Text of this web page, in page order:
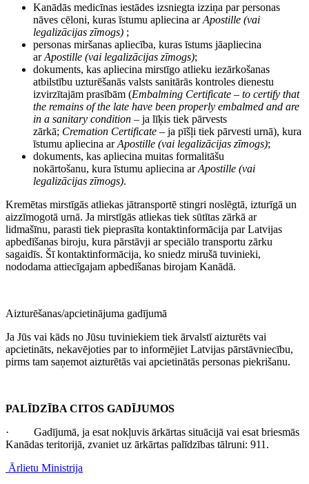
Kanādās medicīnas iestādes izsniegta izziņa par personas
nāves cēloni, kuras īstumu apliecina arApostille (vai
legalizācijas zīmogs) ;
personas miršanas apliecība, kuras īstums jāapliecina
arApostille (vai legalizācijas zīmogs);
dokuments, kas apliecina mirstīgo atlieku iezārkošanas
atbilstību uzturēšanās valsts sanitārās kontroles dienestu
izvirzītajām prasībām (Embalming Certificate – to certify that
the remains of the late have been properly embalmed and are
in a sanitary condition – ja līķis tiek pārvests
zārkā; Cremation Certificate – ja pīšļi tiek pārvesti urnā), kura
īstumu apliecina arApostille (vai legalizācijas zīmogs);
dokuments, kas apliecina muitas formalitāšu
nokārtošanu, kura īstumu apliecina arApostille (vai
legalizācijas zīmogs).
Kremētas mirstīgās atliekas jātransportē stingri noslēgtā, izturīgā un
aizzīmogotā urnā. Ja mirstīgās atliekas tiek sūtītas zārkā ar
lidmašīnu, parasti tiek pieprasīta kontaktinformācija par Latvijas
apbedīšanas biroju, kura pārstāvji ar speciālo transportu zārku
sagaidīs. Šī kontaktinformācija, ko sniedz mirušā tuvinieki,
nododama attiecīgajam apbedīšanas birojam Kanādā.
Aizturēšanas/apcietinājuma gadījumā
Ja Jūs vai kāds no Jūsu tuviniekiem tiek ārvalstī aizturēts vai
apcietināts, nekavējoties par to informējiet Latvijas pārstāvniecību,
pirms tam saņemot aizturētās vai apcietinātās personas piekrišanu.
PALĪDZĪBA CITOS GADĪJUMOS
· Gadījumā, ja esat nokļuvis ārkārtas situācijā vai esat briesmās
Kanādas teritorijā, zvaniet uz ārkārtas palīdzības tālruni: 911.
Ārlietu Ministrija